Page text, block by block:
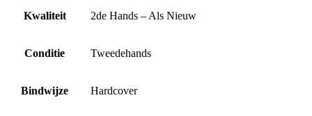
Kwaliteit 2de Hands – Als Nieuw
Conditie Tweedehands
Bindwijze Hardcover